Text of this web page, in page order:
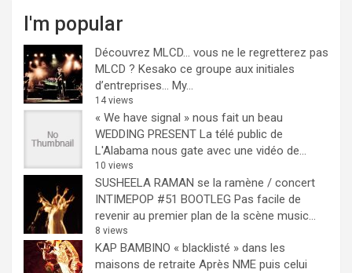
I'm popular
Découvrez MLCD… vous ne le regretterez pas
MLCD ? Kesako ce groupe aux initiales
d’entreprises… My...
14 views
« We have signal » nous fait un beau
WEDDING PRESENT La télé public de
L'Alabama nous gate avec une vidéo de...
10 views
SUSHEELA RAMAN se la ramène / concert
INTIMEPOP #51 BOOTLEG Pas facile de
revenir au premier plan de la scène music...
8 views
KAP BAMBINO « blacklisté » dans les
maisons de retraite Après NME puis celui